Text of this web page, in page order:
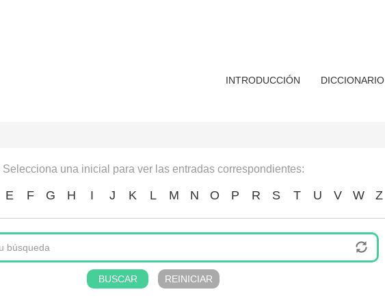
INTRODUCCIÓN DICCIONARIO
Selecciona una inicial para ver las entradas correspondientes:
E F G H I J K L M N O P R S T U V W Z